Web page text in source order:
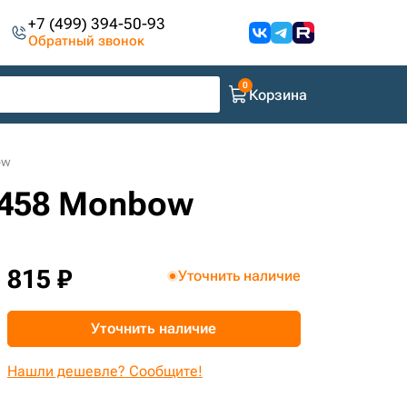
+7 (499) 394-50-93
Обратный звонок
Корзина
Monbow
815 ₽ Уточнить наличие
Уточнить наличие
Нашли дешевле? Сообщите!